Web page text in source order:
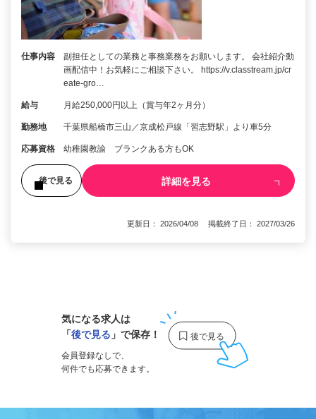
仕事内容
副担任としての業務と事務業務をお願いします。 会社紹介動
画配信中！お気軽にご相談下さい。 https://v.classtream.jp/cr
eate-gro…
給与 月給250,000円以上（賞与年2ヶ月分）
勤務地 千葉県船橋市三山／京成松戸線「習志野駅」より車5分
応募資格 幼稚園教諭 ブランクある方もOK
後で見る 詳細を見る
更新日： 2026/04/08 掲載終了日： 2027/03/26
気になる求人は
「後で見る 」で保存！
会員登録なしで、
何件でも応募できます。